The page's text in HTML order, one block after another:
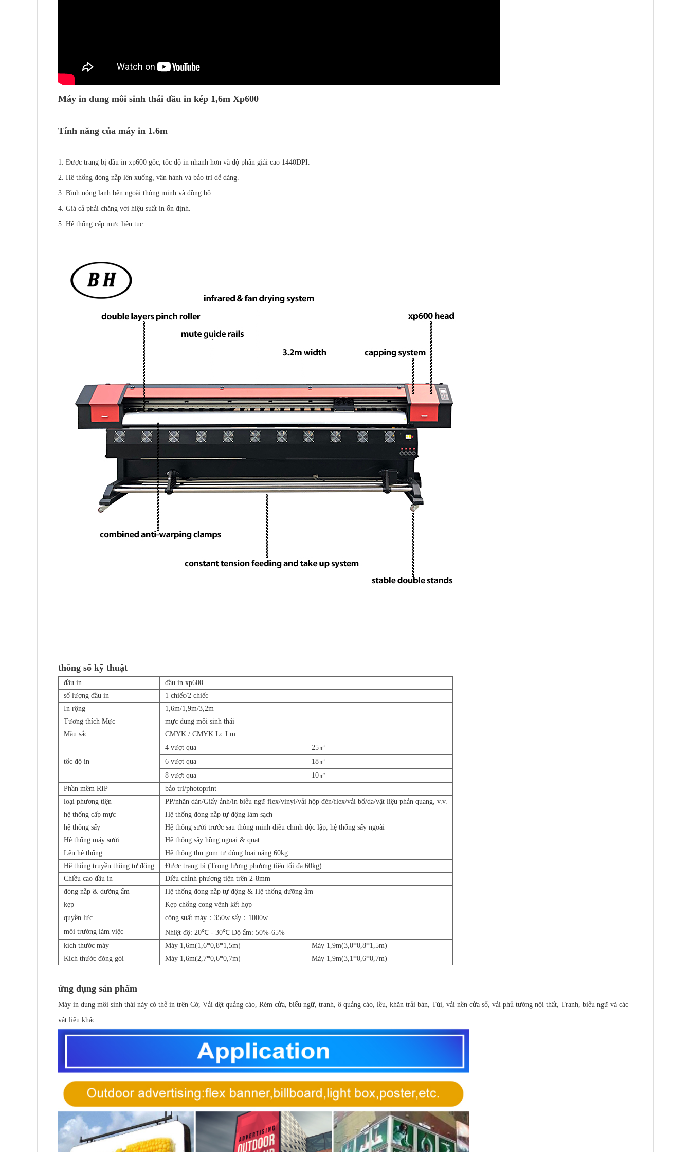
Máy in dung môi sinh thái đầu in kép 1,6m Xp600
Tính năng của máy in 1.6m
1. Được trang bị đầu in xp600 gốc, tốc độ in nhanh hơn và độ phân giải cao 1440DPI.
2. Hệ thống đóng nắp lên xuống, vận hành và bảo trì dễ dàng.
3. Bình nóng lạnh bên ngoài thông minh và đồng bộ.
4. Giá cả phải chăng với hiệu suất in ổn định.
5. Hệ thống cấp mực liên tục
thông số kỹ thuật
đầu in
đầu in xp600
số lượng đầu in
1 chiếc/2 chiếc
In rộng
1,6m/1,9m/3,2m
Tương thích Mực
mực dung môi sinh thái
Màu sắc
CMYK / CMYK Lc Lm
tốc độ in
4 vượt qua
25㎡
6 vượt qua
18㎡
8 vượt qua
10㎡
Phần mềm RIP
bảo trì/photoprint
loại phương tiện
PP/nhãn dán/Giấy ảnh/in biểu ngữ flex/vinyl/vải hộp đèn/flex/vải bố/da/vật liệu phản quang, v.v.
hệ thống cấp mực
Hệ thống đóng nắp tự động làm sạch
hệ thống sấy
Hệ thống sưởi trước sau thông minh điều chỉnh độc lập, hệ thống sấy ngoài
Hệ thống máy sưởi
Hệ thống sấy hồng ngoại & quạt
Lên hệ thống
Hệ thống thu gom tự động loại nặng 60kg
Hệ thống truyền thông tự động
Được trang bị (Trọng lượng phương tiện tối đa 60kg)
Chiều cao đầu in
Điều chỉnh phương tiện trên 2-8mm
đóng nắp & dưỡng ẩm
Hệ thống đóng nắp tự động & Hệ thống dưỡng ẩm
kẹp
Kẹp chống cong vênh kết hợp
quyền lực
công suất máy：350w sấy：1000w
môi trường làm việc
Nhiệt độ: 20℃ - 30℃ Độ ẩm: 50%-65%
kích thước máy
Máy 1,6m(1,6*0,8*1,5m)
Máy 1,9m(3,0*0,8*1,5m)
Kích thước đóng gói
Máy 1,6m(2,7*0,6*0,7m) Máy 1,9m(3,1*0,6*0,7m)
ứng dụng sản phẩm
Máy in dung môi sinh thái này có thể in trên Cờ, Vải dệt quảng cáo, Rèm cửa, biểu ngữ, tranh, ô quảng cáo, lều, khăn trải bàn, Túi, vải nền cửa sổ, vải phủ tường nội thất, Tranh, biểu ngữ và các
vật liệu khác.